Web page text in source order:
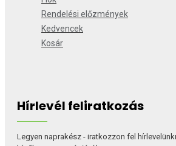
Rendelési előzmények
Kedvencek
Kosár
Hírlevél feliratkozás
Legyen naprakész - iratkozzon fel